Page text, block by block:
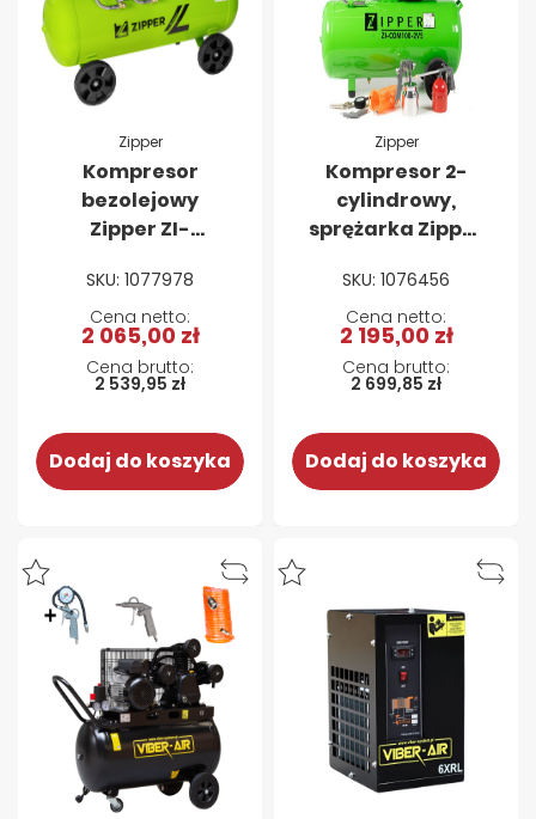
Zipper
Kompresor
bezolejowy
Zipper ZI-
SKU: 1077978
2 539,95 zł
2 065,00 zł
Dodaj do koszyka
Zipper
Kompresor 2-
cylindrowy,
sprężarka Zipper
100L
SKU: 1076456
2 699,85 zł
2 195,00 zł
Dodaj do koszyka